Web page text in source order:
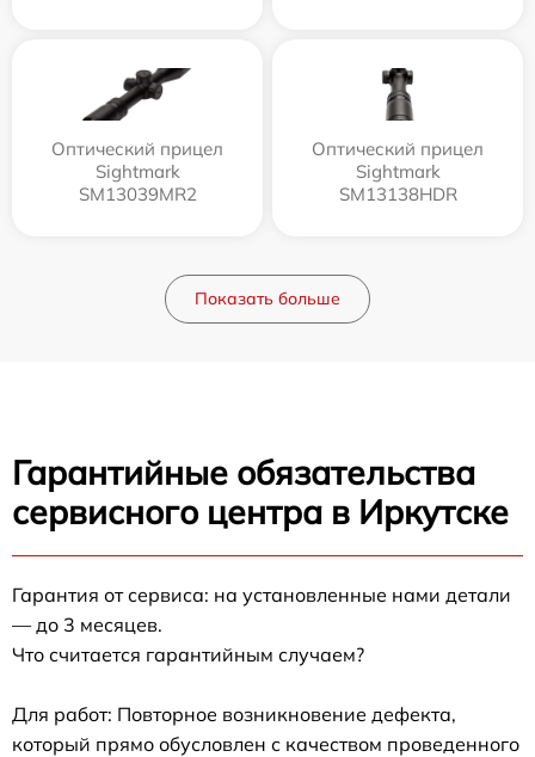
Оптический прицел
Sightmark
SM13039MR2
Оптический прицел
Sightmark
SM13138HDR
Показать больше
Гарантийные обязательства
сервисного центра в Иркутске
Гарантия от сервиса: на установленные нами детали
— до 3 месяцев.
Что считается гарантийным случаем?
Для работ: Повторное возникновение дефекта,
который прямо обусловлен с качеством проведенного